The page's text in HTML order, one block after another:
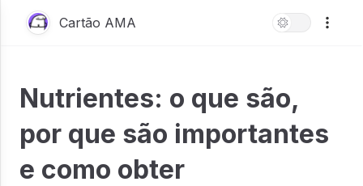
Cartão AMA
Nutrientes: o que são,
por que são importantes
e como obter